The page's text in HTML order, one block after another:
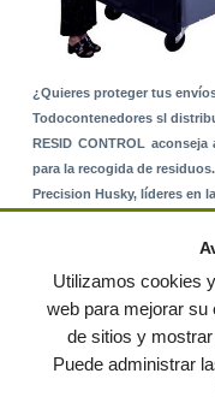
¿Quieres proteger tus
Todocontenedores sl
RESID CONTROL
para la recogida de residuos.
Precision Husky, líderes en
© residuos.com - Todos
Condiciones de uso|Contacto |
Utilizamos cookies
web para mejorar su
de sitios y
Puede administrar